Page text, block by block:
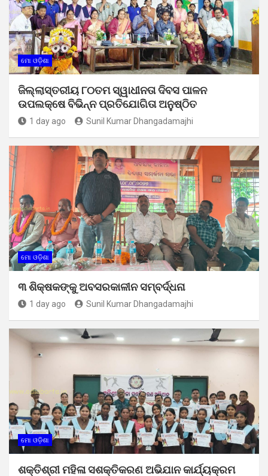
ମୋ ଓଡ଼ିଶା
ଜିଲ୍ଲାସ୍ତରୀୟ ୮୦ତମ ସ୍ୱାଧୀନତା ଦିବସ ପାଳନ
ଉପଲକ୍ଷେ ବିଭିନ୍ନ ପ୍ରତିଯୋଗିତା ଅନୁଷ୍ଠିତ
1 day ago Sunil Kumar Dhangadamajhi
ମୋ ଓଡ଼ିଶା
୩ ଶିକ୍ଷକଙ୍କୁ ଅବସରକାଳୀନ ସମ୍ବର୍ଦ୍ଧନା
1 day ago Sunil Kumar Dhangadamajhi
ମୋ ଓଡ଼ିଶା
ଶକ୍ତିଶ୍ରୀ ମହିଳା ସଶକ୍ତିକରଣ ଅଭିଯାନ କାର୍ଯ୍ୟକ୍ରମ